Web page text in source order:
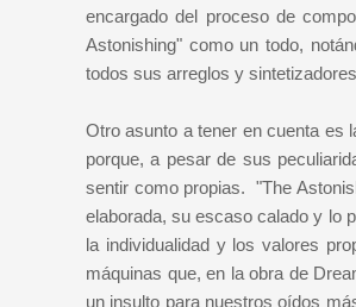
encargado del proceso de
Astonishing" como un todo,
todos sus arreglos y
Otro asunto a tener en cuenta es
porque, a pesar de sus
sentir como propias. "The
elaborada, su escaso calado y lo
la individualidad y los valores
máquinas que, en la obra de
un insulto para nuestros oídos